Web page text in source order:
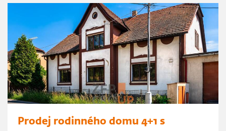
Prodej rodinného domu 4+1 s